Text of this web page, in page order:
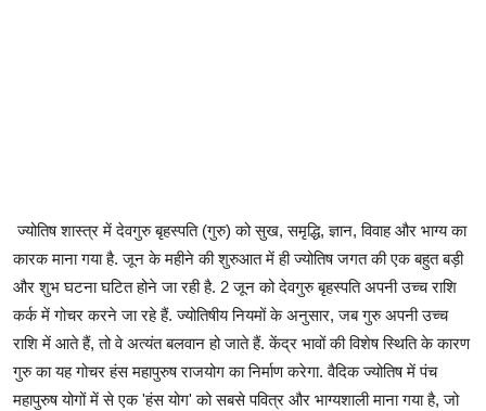
ज्योतिष शास्त्र में देवगुरु बृहस्पति (गुरु) को सुख, समृद्धि, ज्ञान, विवाह और भाग्य का
कारक माना गया है. जून के महीने की शुरुआत में ही ज्योतिष जगत की एक बहुत बड़ी
और शुभ घटना घटित होने जा रही है. 2 जून को देवगुरु बृहस्पति अपनी उच्च राशि
कर्क में गोचर करने जा रहे हैं. ज्योतिषीय नियमों के अनुसार, जब गुरु अपनी उच्च
राशि में आते हैं, तो वे अत्यंत बलवान हो जाते हैं. केंद्र भावों की विशेष स्थिति के कारण
गुरु का यह गोचर हंस महापुरुष राजयोग का निर्माण करेगा. वैदिक ज्योतिष में पंच
महापुरुष योगों में से एक 'हंस योग' को सबसे पवित्र और भाग्यशाली माना गया है, जो